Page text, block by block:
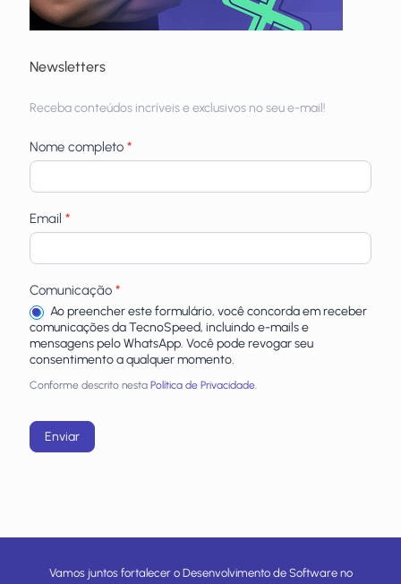
Newsletters
newsletters
Receba conteúdos incríveis e exclusivos no seu e-mail!
Nome completo *
Email *
Comunicação *
Ao preencher este formulário, você concorda em receber
comunicações da TecnoSpeed, incluindo e-mails e
mensagens pelo WhatsApp. Você pode revogar seu
consentimento a qualquer momento.
Conforme descrito nesta Política de Privacidade.
Enviar
Vamos juntos fortalecer o Desenvolvimento de Software no